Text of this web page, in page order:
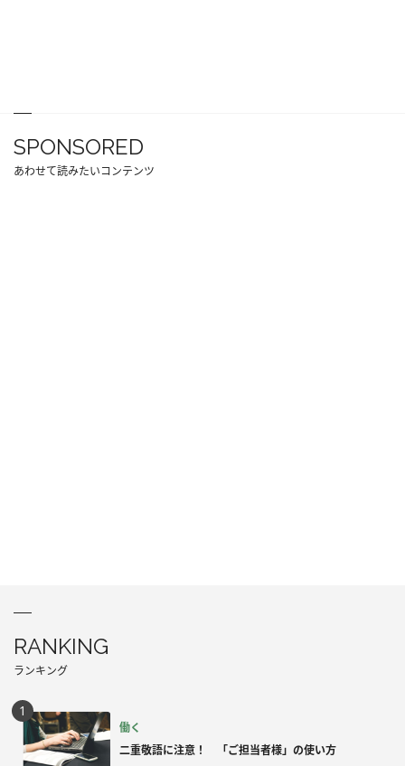
SPONSORED
あわせて読みたいコンテンツ
RANKING
ランキング
働く
二重敬語に注意！ 「ご担当者様」の使い方